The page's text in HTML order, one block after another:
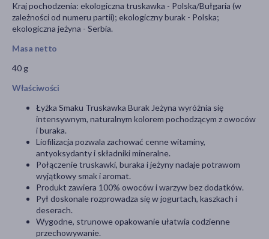
Kraj pochodzenia: ekologiczna truskawka - Polska/Bułgaria (w
zależności od numeru partii); ekologiczny burak - Polska;
ekologiczna jeżyna - Serbia.
Masa netto
40 g
Właściwości
Łyżka Smaku Truskawka Burak Jeżyna wyróżnia się
intensywnym, naturalnym kolorem pochodzącym z owoców
i buraka.
Liofilizacja pozwala zachować cenne witaminy,
antyoksydanty i składniki mineralne.
Połączenie truskawki, buraka i jeżyny nadaje potrawom
wyjątkowy smak i aromat.
Produkt zawiera 100% owoców i warzyw bez dodatków.
Pył doskonale rozprowadza się w jogurtach, kaszkach i
deserach.
Wygodne, strunowe opakowanie ułatwia codzienne
przechowywanie.